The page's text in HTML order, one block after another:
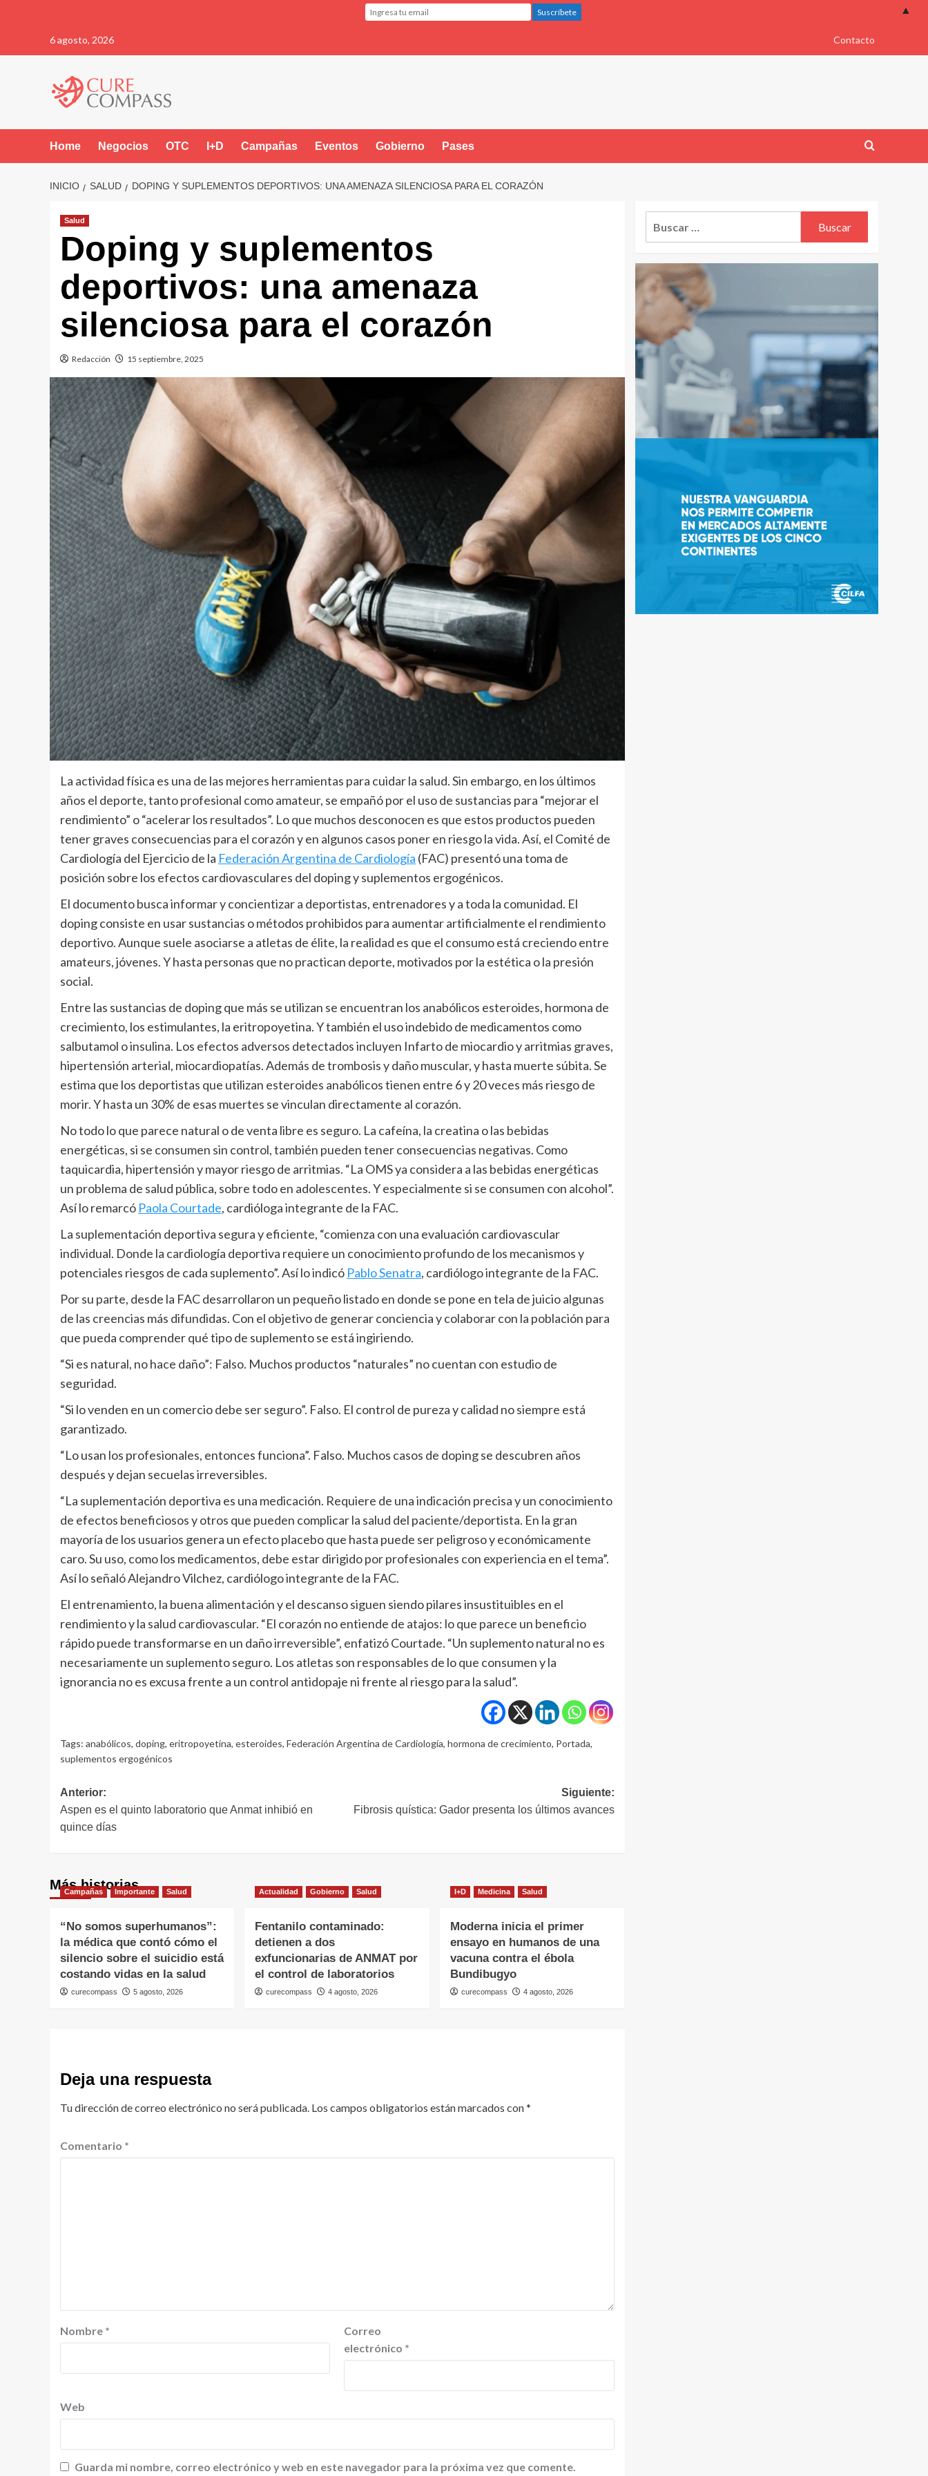
6 agosto, 2026 Contacto
Home Negocios OTC I+D Campañas Eventos Gobierno Pases
INICIO SALUD DOPING Y SUPLEMENTOS DEPORTIVOS: UNA AMENAZA SILENCIOSA PARA EL CORAZÓN
Salud
Doping y suplementos
deportivos: una amenaza
silenciosa para el corazón
Redacción 15 septiembre, 2025
La actividad física es una de las mejores herramientas para cuidar la salud. Sin embargo, en los últimos
años el deporte, tanto profesional como amateur, se empañó por el uso de sustancias para “mejorar el
rendimiento” o “acelerar los resultados”. Lo que muchos desconocen es que estos productos pueden
tener graves consecuencias para el corazón y en algunos casos poner en riesgo la vida. Así, el Comité de
Cardiología del Ejercicio de la Federación Argentina de Cardiología (FAC) presentó una toma de
posición sobre los efectos cardiovasculares del doping y suplementos ergogénicos.
El documento busca informar y concientizar a deportistas, entrenadores y a toda la comunidad. El
doping consiste en usar sustancias o métodos prohibidos para aumentar artificialmente el rendimiento
deportivo. Aunque suele asociarse a atletas de élite, la realidad es que el consumo está creciendo entre
amateurs, jóvenes. Y hasta personas que no practican deporte, motivados por la estética o la presión
social.
Entre las sustancias de doping que más se utilizan se encuentran los anabólicos esteroides, hormona de
crecimiento, los estimulantes, la eritropoyetina. Y también el uso indebido de medicamentos como
salbutamol o insulina. Los efectos adversos detectados incluyen Infarto de miocardio y arritmias graves,
hipertensión arterial, miocardiopatías. Además de trombosis y daño muscular, y hasta muerte súbita. Se
estima que los deportistas que utilizan esteroides anabólicos tienen entre 6 y 20 veces más riesgo de
morir. Y hasta un 30% de esas muertes se vinculan directamente al corazón.
No todo lo que parece natural o de venta libre es seguro. La cafeína, la creatina o las bebidas
energéticas, si se consumen sin control, también pueden tener consecuencias negativas. Como
taquicardia, hipertensión y mayor riesgo de arritmias. “La OMS ya considera a las bebidas energéticas
un problema de salud pública, sobre todo en adolescentes. Y especialmente si se consumen con alcohol”.
Así lo remarcó Paola Courtade, cardióloga integrante de la FAC.
La suplementación deportiva segura y eficiente, “comienza con una evaluación cardiovascular
individual. Donde la cardiología deportiva requiere un conocimiento profundo de los mecanismos y
potenciales riesgos de cada suplemento”. Así lo indicó Pablo Senatra, cardiólogo integrante de la FAC.
Por su parte, desde la FAC desarrollaron un pequeño listado en donde se pone en tela de juicio algunas
de las creencias más difundidas. Con el objetivo de generar conciencia y colaborar con la población para
que pueda comprender qué tipo de suplemento se está ingiriendo.
“Si es natural, no hace daño”: Falso. Muchos productos “naturales” no cuentan con estudio de
seguridad.
“Si lo venden en un comercio debe ser seguro”. Falso. El control de pureza y calidad no siempre está
garantizado.
“Lo usan los profesionales, entonces funciona”. Falso. Muchos casos de doping se descubren años
después y dejan secuelas irreversibles.
“La suplementación deportiva es una medicación. Requiere de una indicación precisa y un conocimiento
de efectos beneficiosos y otros que pueden complicar la salud del paciente/deportista. En la gran
mayoría de los usuarios genera un efecto placebo que hasta puede ser peligroso y económicamente
caro. Su uso, como los medicamentos, debe estar dirigido por profesionales con experiencia en el tema”.
Así lo señaló Alejandro Vilchez, cardiólogo integrante de la FAC.
El entrenamiento, la buena alimentación y el descanso siguen siendo pilares insustituibles en el
rendimiento y la salud cardiovascular. “El corazón no entiende de atajos: lo que parece un beneficio
rápido puede transformarse en un daño irreversible”, enfatizó Courtade. “Un suplemento natural no es
necesariamente un suplemento seguro. Los atletas son responsables de lo que consumen y la
ignorancia no es excusa frente a un control antidopaje ni frente al riesgo para la salud”.
Tags: anabólicos, doping, eritropoyetina, esteroides, Federación Argentina de Cardiología, hormona de crecimiento, Portada,
suplementos ergogénicos
Navegación
de
entradas
Anterior:
Aspen es el quinto laboratorio que Anmat inhibió en
quince días
Siguiente:
Fibrosis quística: Gador presenta los últimos avances
Más historias
Campañas Importante Salud
“No somos superhumanos”:
la médica que contó cómo el
silencio sobre el suicidio está
costando vidas en la salud
curecompass 5 agosto, 2026
Actualidad Gobierno Salud
Fentanilo contaminado:
detienen a dos
exfuncionarias de ANMAT por
el control de laboratorios
curecompass 4 agosto, 2026
I+D Medicina Salud
Moderna inicia el primer
ensayo en humanos de una
vacuna contra el ébola
Bundibugyo
curecompass 4 agosto, 2026
Deja una respuesta
Tu dirección de correo electrónico no será publicada. Los campos obligatorios están marcados con*
Comentario *
Nombre *
Correo
electrónico *
Web
Guarda mi nombre, correo electrónico y web en este navegador para la próxima vez que comente.
▲